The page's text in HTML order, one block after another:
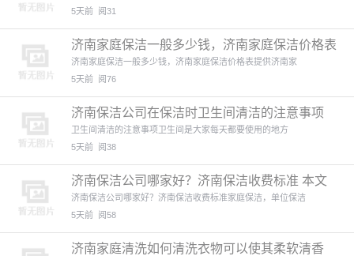
5天前 阅31
济南家庭保洁一般多少钱，济南家庭保洁价格表
本文来自: 济南
济南家庭保洁一般多少钱，济南家庭保洁价格表提供济南家
5天前 阅76
济南保洁公司在保洁时卫生间清洁的注意事项
本文来自: 济南家
卫生间清洁的注意事项卫生间是大家每天都要使用的地方
5天前 阅38
济南保洁公司哪家好？济南保洁收费标准 本文
来自: 济南家政(
济南保洁公司哪家好？济南保洁收费标准家庭保洁，单位保洁
5天前 阅58
济南家庭清洗如何清洗衣物可以使其柔软清香